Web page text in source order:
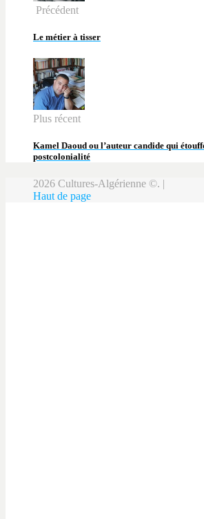
Précédent
Le métier à tisser
Plus récent
Kamel Daoud ou l’auteur candide qui
postcolonialité
2026 Cultures-Algérienne ©. |
Haut de page